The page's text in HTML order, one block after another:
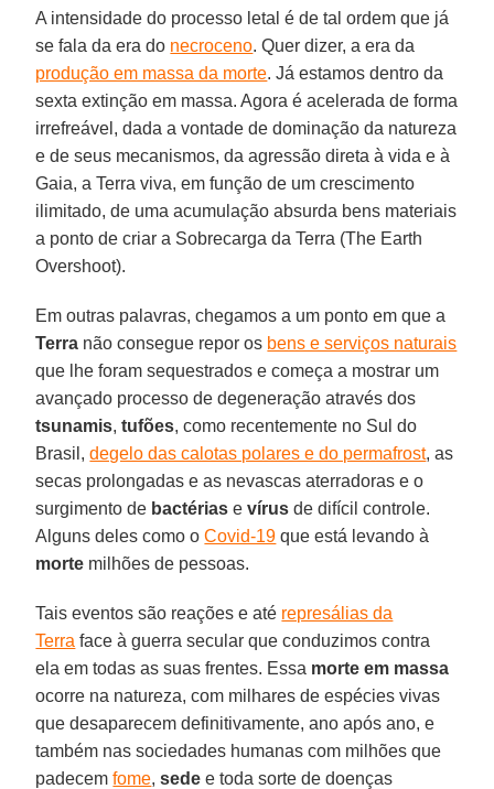
A intensidade do processo letal é de tal ordem que já
se fala da era do necroceno. Quer dizer, a era da
produção em massa da morte. Já estamos dentro da
sexta extinção em massa. Agora é acelerada de forma
irrefreável, dada a vontade de dominação da natureza
e de seus mecanismos, da agressão direta à vida e à
Gaia, a Terra viva, em função de um crescimento
ilimitado, de uma acumulação absurda bens materiais
a ponto de criar a Sobrecarga da Terra (The Earth
Overshoot).
Em outras palavras, chegamos a um ponto em que a
Terra não consegue repor os bens e serviços naturais
que lhe foram sequestrados e começa a mostrar um
avançado processo de degeneração através dos
tsunamis,tufões, como recentemente no Sul do
Brasil,degelo das calotas polares e do permafrost, as
secas prolongadas e as nevascas aterradoras e o
surgimento de bactérias evírus de difícil controle.
Alguns deles como oCovid-19 que está levando à
morte milhões de pessoas.
Tais eventos são reações e até represálias da
Terra face à guerra secular que conduzimos contra
ela em todas as suas frentes. Essa morte em massa
ocorre na natureza, com milhares de espécies vivas
que desaparecem definitivamente, ano após ano, e
também nas sociedades humanas com milhões que
padecemfome,sede e toda sorte de doenças